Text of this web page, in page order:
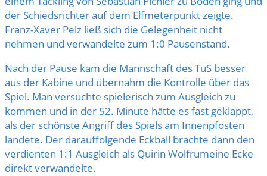
der Schiedsrichter auf dem Elfmeterpunkt zeigte.
Franz-Xaver Pelz ließ sich die Gelegenheit nicht
nehmen und verwandelte zum 1:0 Pausenstand.
Nach der Pause kam die Mannschaft des TuS besser
aus der Kabine und übernahm die Kontrolle über das
Spiel. Man versuchte spielerisch zum Ausgleich zu
kommen und in der 52. Minute hätte es fast geklappt,
als der schönste Angriff des Spiels am Innenpfosten
landete. Der darauffolgende Eckball brachte dann den
verdienten 1:1 Ausgleich als Quirin Wolfrumeine Ecke
direkt verwandelte.